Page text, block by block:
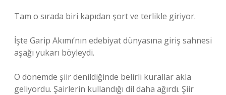
Tam o sırada biri kapıdan şort ve terlikle giriyor.
İşte Garip Akımı’nın edebiyat dünyasına giriş sahnesi
aşağı yukarı böyleydi.
O dönemde şiir denildiğinde belirli kurallar akla
geliyordu. Şairlerin kullandığı dil daha ağırdı. Şiir